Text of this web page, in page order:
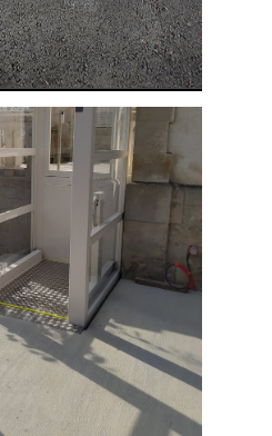
mobile
des fêtes de la
(département
Tarn
une